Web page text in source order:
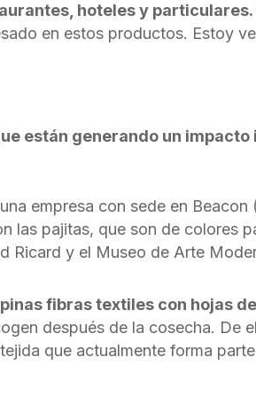
hoteles y particulares.
en estos productos. Estoy
están generando un
empresa con sede en
las pajitas, que son de colores
Ricard y el Museo de Arte
fibras textiles con hojas
después de la cosecha. De
que actualmente forma